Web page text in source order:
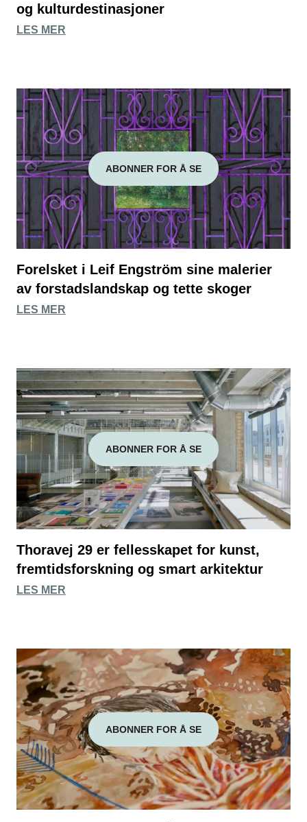
og kulturdestinasjoner
LES MER
ABONNER FOR Å SE
Forelsket i Leif Engström sine malerier
av forstadslandskap og tette skoger
LES MER
ABONNER FOR Å SE
Thoravej 29 er fellesskapet for kunst,
fremtidsforskning og smart arkitektur
LES MER
ABONNER FOR Å SE